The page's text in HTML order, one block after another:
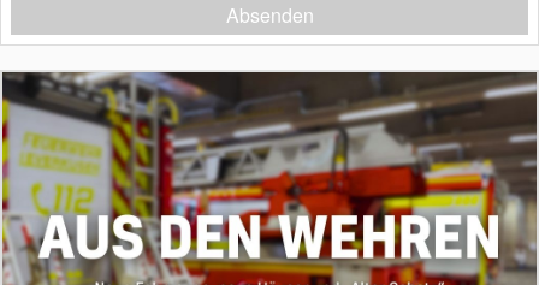
Absenden